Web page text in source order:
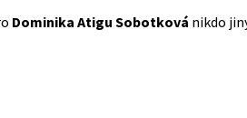
Dominika Atigu Sobotková nikdo